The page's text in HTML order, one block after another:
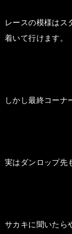
レースの模様はス
着いて行けます。
しかし最終コーナ
実はダンロップ先
サカキに聞いたら